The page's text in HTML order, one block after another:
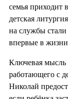
семья приходит
детская
на службы
впервые в
Ключевая мысль
работающего с
Николай